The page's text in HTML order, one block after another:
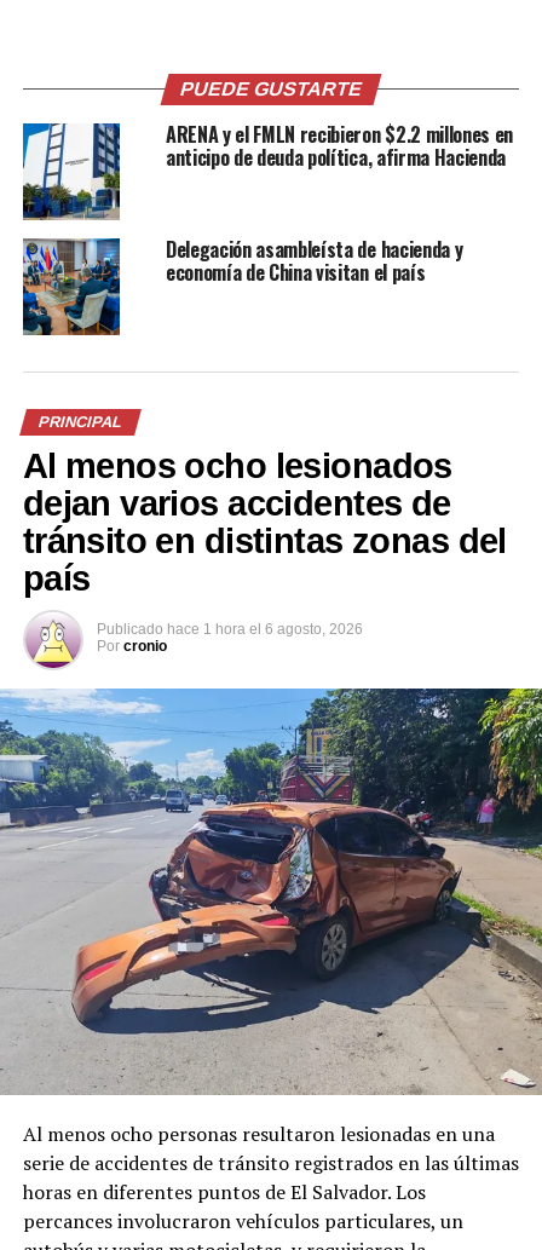
Hoy vence plazo para
Ministerio de Hacienda
2 mayo, 2022
En «Nacionales»
RELATED TOPICS:
DECLARACIÓN DE LA RENTA
UP NEXT
Invitan a celebrar el Mes de Europa
DON'T MISS
Captan a conductor imprudente manejando en sentido
contrario en Soyapango
PUEDE GUSTARTE
ARENA y el FMLN recibieron $2.2 millones en
anticipo de deuda política, afirma Hacienda
Delegación asambleísta de hacienda y
economía de China visitan el país
PRINCIPAL
Al menos ocho lesionados
dejan varios accidentes de
tránsito en distintas zonas del
país
Publicado hace 1 hora el 6 agosto, 2026
Por cronio
Al menos ocho personas resultaron lesionadas en una
serie de accidentes de tránsito registrados en las últimas
horas en diferentes puntos de El Salvador. Los
percances involucraron vehículos particulares, un